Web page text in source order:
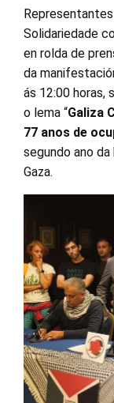
Solidariedade
en rolda de
da
ás 12:00 horas,
o lema “Galiza
77 anos de
segundo ano
Gaza.